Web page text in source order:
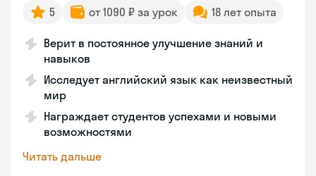
5 от 1090 ₽ за урок 18 лет опыта
Верит в постоянное улучшение знаний и
навыков
Исследует английский язык как неизвестный
мир
Награждает студентов успехами и новыми
возможностями
Читать дальше